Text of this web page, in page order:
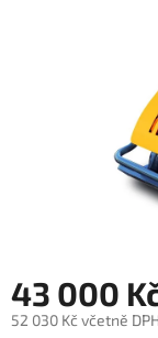
43 000
52 030 Kč včetně DPH